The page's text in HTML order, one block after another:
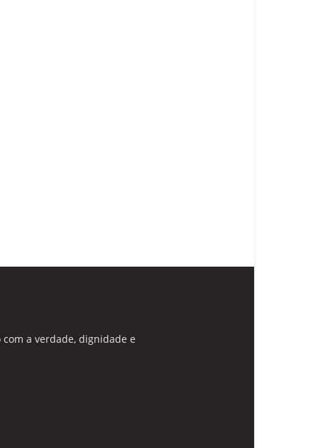
a verdade, dignidade e